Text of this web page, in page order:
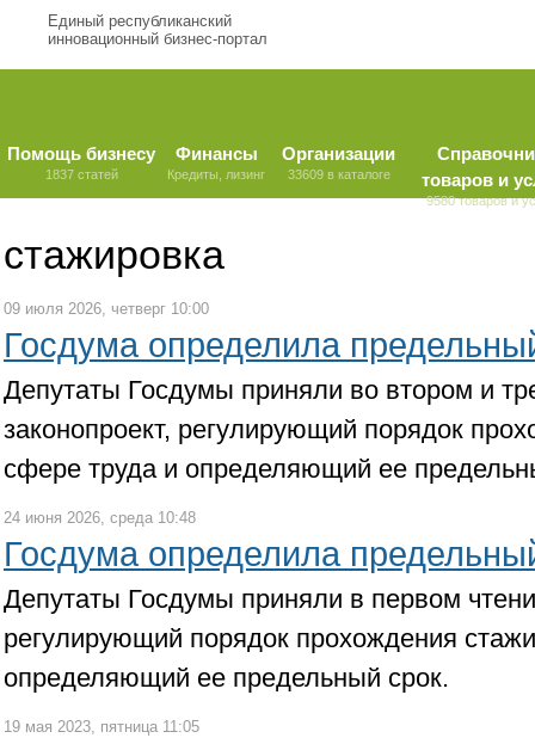
Единый республиканский
инновационный бизнес-портал
Помощь бизнесу
1837 статей
Финансы
Кредиты, лизинг
Организации
33609 в каталоге
товаров и
9580 товаров и
стажировка
09 июля 2026, четверг 10:00
Госдума определила
Депутаты Госдумы приняли во втором и
законопроект, регулирующий порядок
сфере труда и определяющий ее
24 июня 2026, среда 10:48
Госдума определила
Депутаты Госдумы приняли в первом
регулирующий порядок прохождения
определяющий ее предельный срок.
19 мая 2023, пятница 11:05